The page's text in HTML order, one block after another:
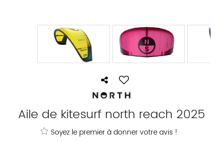
Aile de kitesurf north reach 2025
Soyez le premier à donner votre avis !